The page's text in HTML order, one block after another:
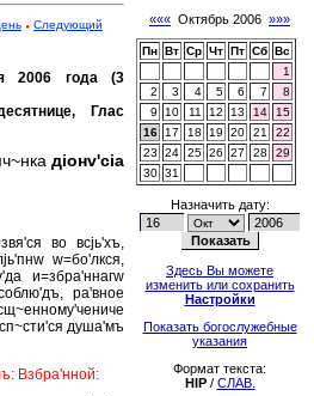
Следующий
2006 года (3
Глас
дiонv'сiа
во всjь'хъ,
w=бо'лкся,
и=збра'ннагw
ра'вное
душа'мъ
Взбра'нной:
««« Октябрь 2006 »»»
Пн Вт Ср Чт Пт Сб Вс
1
2
3 4 5 6 7
8
9
10 11 12 13 14
15
16
17 18 19 20 21
22
23
24 25 26 27 28
29
30 31
Назначить дату:
Здесь Вы можете
изменить или сохранить
Настройки
Показать богослужебные
указания
Формат текста:
HIP/ СЛАВ.